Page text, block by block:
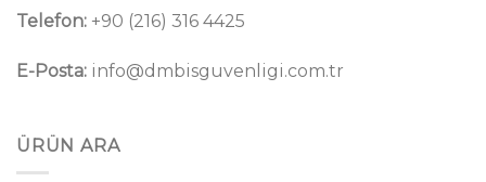
Telefon: +90 (216) 316 4425
E-Posta: info@dmbisguvenligi.com.tr
ÜRÜN ARA